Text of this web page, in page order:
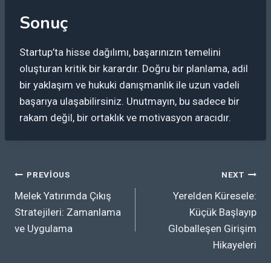
Sonuç
Startup’ta hisse dağılımı, başarınızın temelini
oluşturan kritik bir karardır. Doğru bir planlama, adil
bir yaklaşım ve hukuki danışmanlık ile uzun vadeli
başarıya ulaşabilirsiniz. Unutmayın, bu sadece bir
rakam değil, bir ortaklık ve motivasyon aracıdır.
Yazı
gezinmesi
PREVIOUS
Melek Yatırımda Çıkış
Stratejileri: Zamanlama
ve Uygulama
NEXT
Yerelden Küresele:
Küçük Başlayıp
Globalleşen Girişim
Hikayeleri